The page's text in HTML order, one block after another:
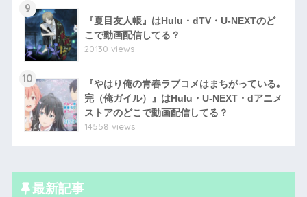
9
『夏目友人帳』はHulu・dTV・U-NEXTのど
こで動画配信してる？
20130 views
10
『やはり俺の青春ラブコメはまちがっている｡
完（俺ガイル）』はHulu・U-NEXT・dアニメ
ストアのどこで動画配信してる？
14558 views
最新記事